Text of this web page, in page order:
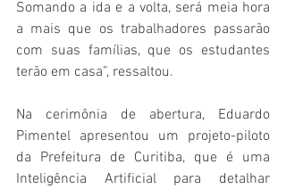
Somando a ida e a volta, será meia hora
a mais que os trabalhadores passarão
com suas famílias, que os estudantes
terão em casa”, ressaltou.
Na cerimônia de abertura, Eduardo
Pimentel apresentou um projeto-piloto
da Prefeitura de Curitiba, que é uma
Inteligência Artificial para detalhar